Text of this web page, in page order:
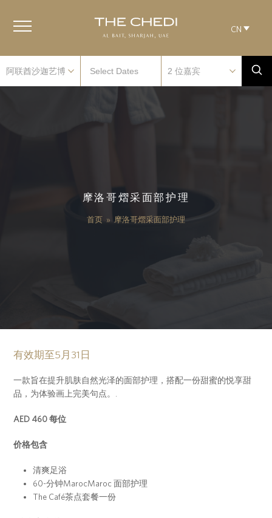
CN
摩洛哥熠采面部护理
首页 » 摩洛哥熠采面部护理
有效期至5月31日
一款旨在提升肌肤自然光泽的面部护理，搭配一份甜蜜的悦享甜
品，为体验画上完美句点。.
AED 460 每位
价格包含
清爽足浴
60-分钟MarocMaroc 面部护理
The Café茶点套餐一份